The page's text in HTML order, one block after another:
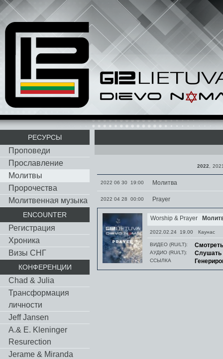
РЕСУРСЫ
Проповеди
Прославление
Молитвы
Пророчества
Молитвенная музыка
ENCOUNTER
Регистрация
Хроника
Визы СНГ
КОНФЕРЕНЦИИ
Chad & Julia
Трансформация
личности
Jeff Jansen
A.& E. Kleninger
Resurection
Jerame & Miranda
2022
2022 06 30 19:00 Молитва
2022 04 28 00:00 Prayer
Worship & Prayer
2022.02.24 19.00 Каунас
ВИДЕО (RU/LT): Смотреть
АУДИО (RU/LT): Слушать
ССЫЛКА